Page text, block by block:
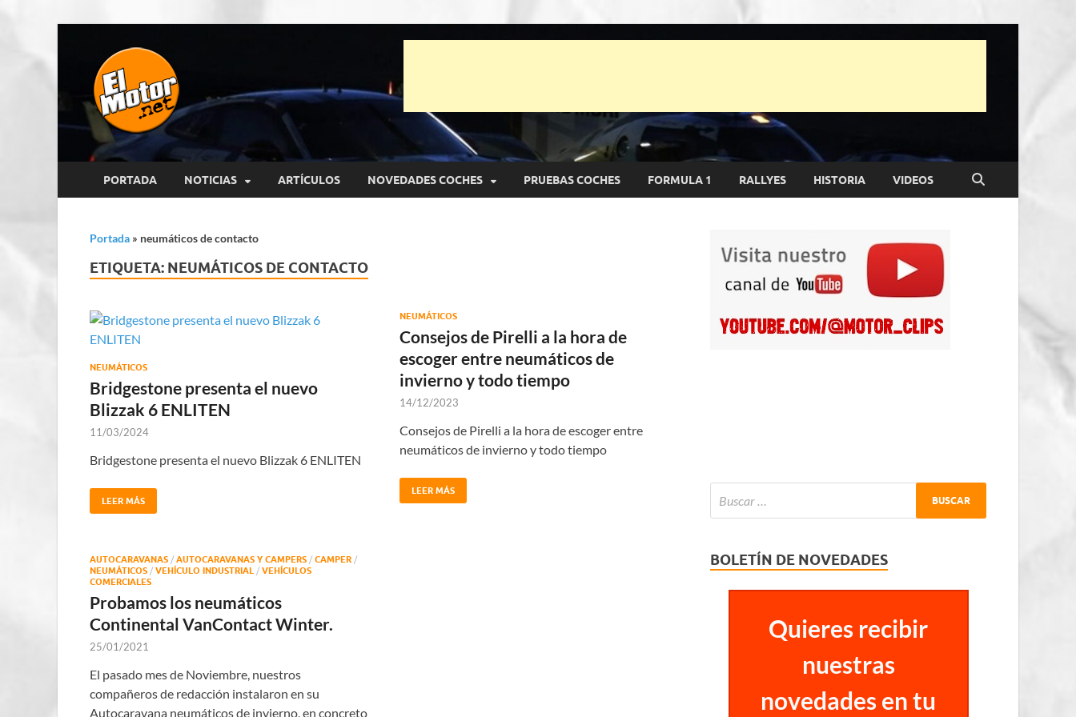
El Motor punto Net
PORTADA NOTICIAS ARTÍCULOS NOVEDADES COCHES PRUEBAS COCHES FORMULA 1 RALLYES HISTORIA VIDEOS
Portada » neumáticos de contacto
ETIQUETA: NEUMÁTICOS DE CONTACTO
NEUMÁTICOS
Bridgestone presenta el nuevo
Blizzak 6 ENLITEN
11/03/2024
Bridgestone presenta el nuevo Blizzak 6 ENLITEN
LEER MÁS
NEUMÁTICOS
Consejos de Pirelli a la hora de
escoger entre neumáticos de
invierno y todo tiempo
14/12/2023
Consejos de Pirelli a la hora de escoger entre
neumáticos de invierno y todo tiempo
LEER MÁS
AUTOCARAVANAS / AUTOCARAVANAS Y CAMPERS / CAMPER /
NEUMÁTICOS / VEHÍCULO INDUSTRIAL / VEHÍCULOS
COMERCIALES
Probamos los neumáticos
Continental VanContact Winter.
25/01/2021
El pasado mes de Noviembre, nuestros
compañeros de redacción instalaron en su
Autocaravana neumáticos de invierno, en concreto
BOLETÍN DE NOVEDADES
Quieres recibir
nuestras
novedades en tu